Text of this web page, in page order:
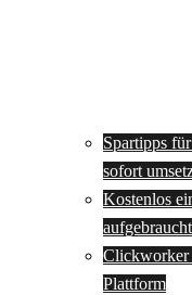
Spartipps
sofort
Kostenlos
Clickworker
Plattform